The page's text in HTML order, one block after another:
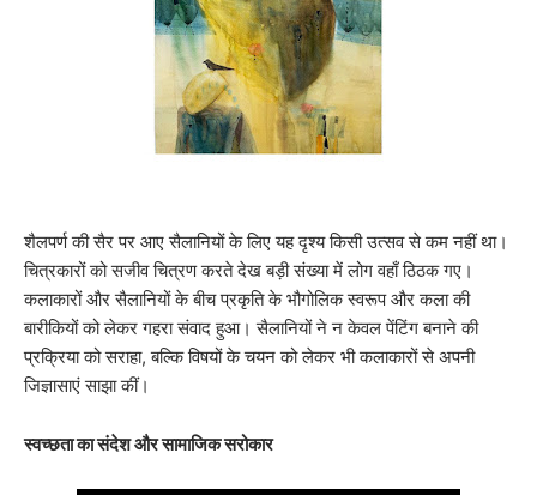
शैलपर्ण की सैर पर आए सैलानियों के लिए यह दृश्य किसी उत्सव से कम नहीं था।
चित्रकारों को सजीव चित्रण करते देख बड़ी संख्या में लोग वहाँ ठिठक गए।
कलाकारों और सैलानियों के बीच प्रकृति के भौगोलिक स्वरूप और कला की
बारीकियों को लेकर गहरा संवाद हुआ। सैलानियों ने न केवल पेंटिंग बनाने की
प्रक्रिया को सराहा, बल्कि विषयों के चयन को लेकर भी कलाकारों से अपनी
जिज्ञासाएं साझा कीं।
स्वच्छता का संदेश और सामाजिक सरोकार